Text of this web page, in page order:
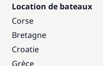
Location de bateaux
Corse
Bretagne
Croatie
Grèce